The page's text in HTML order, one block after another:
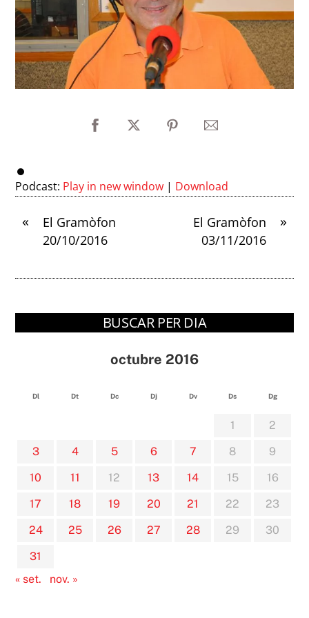
Podcast: Play in new window | Download
«
El Gramòfon
20/10/2016
»
El Gramòfon
03/11/2016
BUSCAR PER DIA
octubre 2016
Dl Dt Dc Dj Dv Ds Dg
1
2
3
4 5 6 7 8
9
10
11 12 13 14 15
16
17
18 19 20 21 22
23
24
25 26 27 28 29
30
31
« set.
nov. »